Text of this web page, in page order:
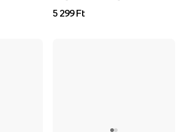
5 299 Ft